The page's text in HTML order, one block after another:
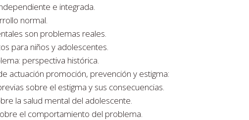
e integrada.
normal.
son problemas reales.
para niños y adolescentes.
perspectiva histórica.
actuación promoción, prevención y estigma:
sobre el estigma y sus consecuencias.
la salud mental del adolescente.
el comportamiento del problema.